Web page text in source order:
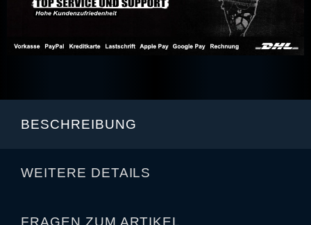
BESCHREIBUNG
WEITERE DETAILS
FRAGEN ZUM ARTIKEL